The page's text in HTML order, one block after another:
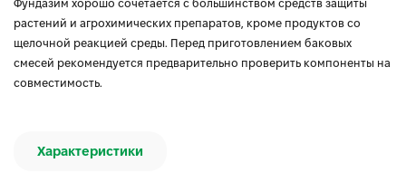
Фундазим хорошо сочетается с большинством средств защиты
растений и агрохимических препаратов, кроме продуктов со
щелочной реакцией среды. Перед приготовлением баковых
смесей рекомендуется предварительно проверить компоненты на
совместимость.
Характеристики